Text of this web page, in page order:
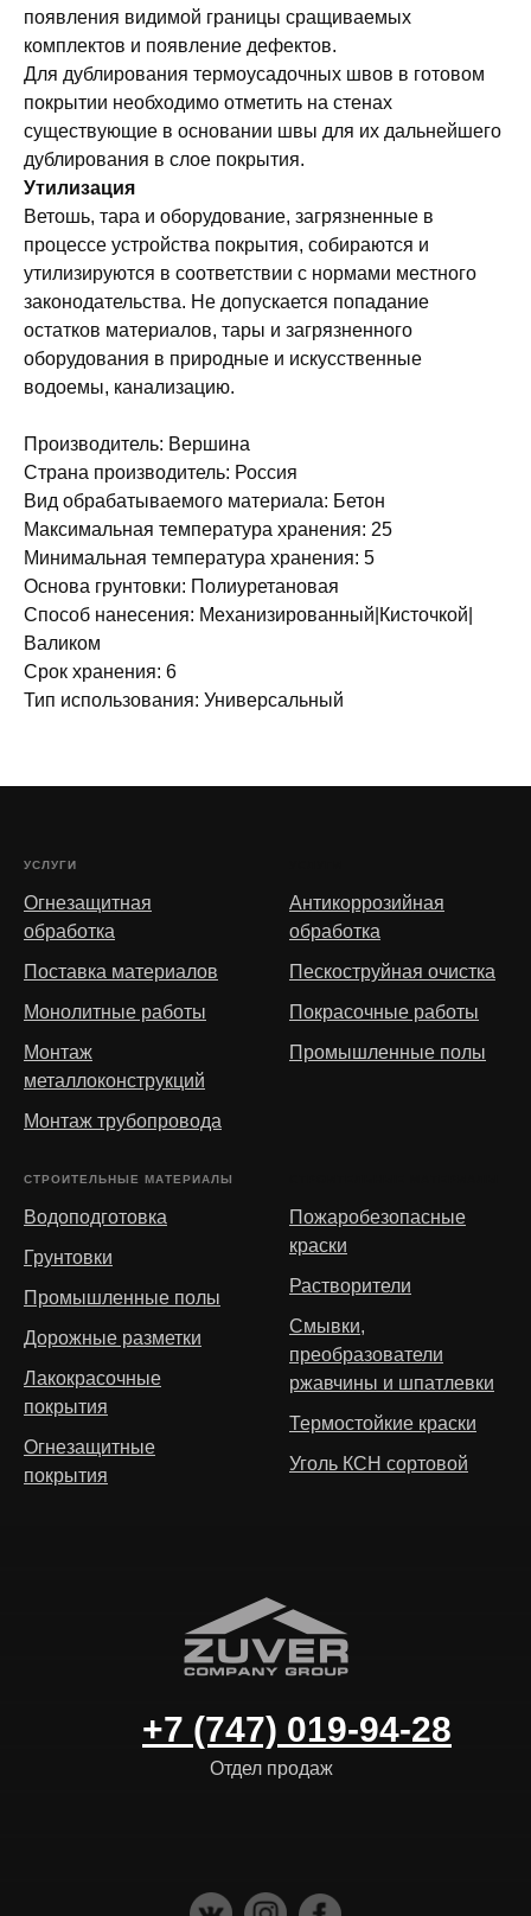
появления видимой границы сращиваемых
комплектов и появление дефектов.
Для дублирования термоусадочных швов в готовом
покрытии необходимо отметить на стенах
существующие в основании швы для их дальнейшего
дублирования в слое покрытия.
Утилизация
Ветошь, тара и оборудование, загрязненные в
процессе устройства покрытия, собираются и
утилизируются в соответствии с нормами местного
законодательства. Не допускается попадание
остатков материалов, тары и загрязненного
оборудования в природные и искусственные
водоемы, канализацию.
Производитель: Вершина
Страна производитель: Россия
Вид обрабатываемого материала: Бетон
Максимальная температура хранения: 25
Минимальная температура хранения: 5
Основа грунтовки: Полиуретановая
Способ нанесения: Механизированный|Кисточкой|
Валиком
Срок хранения: 6
Тип использования: Универсальный
УСЛУГИ
Огнезащитная
обработка
Поставка материалов
Монолитные работы
Монтаж
металлоконструкций
Монтаж трубопровода
Антикоррозийная
обработка
Пескоструйная очистка
Покрасочные работы
Промышленные полы
СТРОИТЕЛЬНЫЕ МАТЕРИАЛЫ
Водоподготовка
Грунтовки
Промышленные полы
Дорожные разметки
Лакокрасочные
покрытия
Огнезащитные
покрытия
Пожаробезопасные
краски
Растворители
Смывки,
преобразователи
ржавчины и шпатлевки
Термостойкие краски
Уголь КСН сортовой
+7 (747) 019-94-28
Отдел продаж